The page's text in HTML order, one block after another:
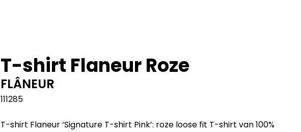
T-shirt Flaneur Roze
FLÂNEUR
111285
T-shirt Flaneur ‘Signature T-shirt Pink’: roze loose fit T-shirt van 100%